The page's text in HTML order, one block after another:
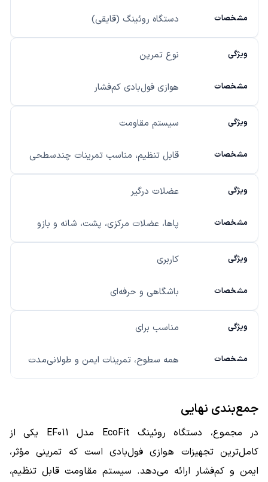
دستگاه روئینگ (قایقی)
نوع تمرین
هوازی فول‌بادی کم‌فشار
سیستم مقاومت
قابل تنظیم، مناسب تمرینات چندسطحی
عضلات درگیر
پاها، عضلات مرکزی، پشت، شانه و بازو
کاربری
باشگاهی و حرفه‌ای
مناسب برای
همه سطوح، تمرینات ایمن و طولانی‌مدت
جمع‌بندی نهایی
در مجموع، دستگاه روئینگ EcoFit مدل EF011 یکی از
کامل‌ترین تجهیزات هوازی فول‌بادی است که تمرینی مؤثر،
ایمن و کم‌فشار ارائه می‌دهد. سیستم مقاومت قابل تنظیم،